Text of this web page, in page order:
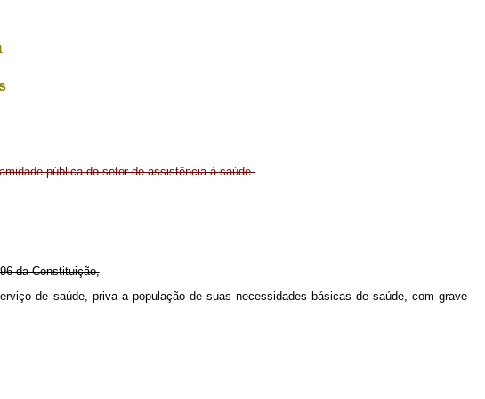
pública do setor de assistência à saúde.
da Constituição,
de saúde, priva a população de suas necessidades básicas de saúde, com grave